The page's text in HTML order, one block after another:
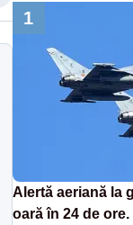
1
Alertă aeriană la
oară în 24 de